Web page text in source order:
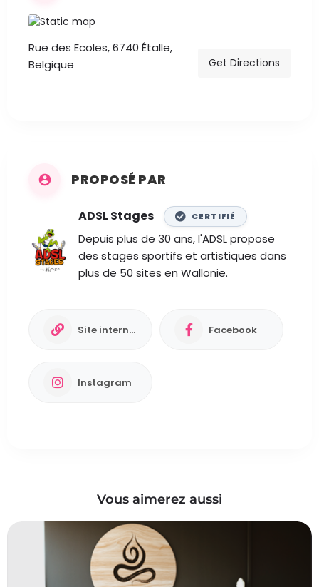
Rue des Ecoles, 6740 Étalle,
Belgique
Get Directions
PROPOSÉ PAR
ADSL Stages CERTIFIÉ
Depuis plus de 30 ans, l'ADSL propose
des stages sportifs et artistiques dans
plus de 50 sites en Wallonie.
Site internet Facebook
Instagram
Vous aimerez aussi